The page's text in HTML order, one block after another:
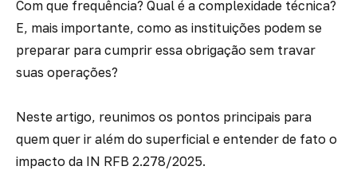
Com que frequência? Qual é a complexidade técnica?
E, mais importante, como as instituições podem se
preparar para cumprir essa obrigação sem travar
suas operações?
Neste artigo, reunimos os pontos principais para
quem quer ir além do superficial e entender de fato o
impacto da IN RFB 2.278/2025.